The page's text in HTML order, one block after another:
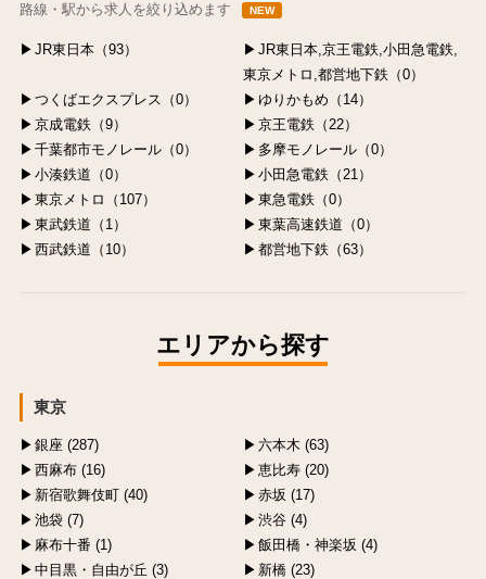
路線・駅から求人を絞り込めます NEW
JR東日本（93）
JR東日本,京王電鉄,小田急電鉄,
東京メトロ,都営地下鉄（0）
つくばエクスプレス（0）
ゆりかもめ（14）
京成電鉄（9）
京王電鉄（22）
千葉都市モノレール（0）
多摩モノレール（0）
小湊鉄道（0）
小田急電鉄（21）
東京メトロ（107）
東急電鉄（0）
東武鉄道（1）
東葉高速鉄道（0）
西武鉄道（10）
都営地下鉄（63）
エリアから探す
東京
銀座 (287)
六本木 (63)
西麻布 (16)
恵比寿 (20)
新宿歌舞伎町 (40)
赤坂 (17)
池袋 (7)
渋谷 (4)
麻布十番 (1)
飯田橋・神楽坂 (4)
中目黒・自由が丘 (3)
新橋 (23)